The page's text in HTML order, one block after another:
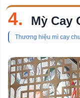
4. Mỳ Cay
Thương hiệu mì cay